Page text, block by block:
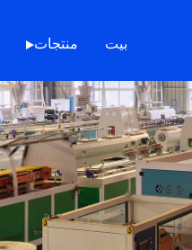
بيت منتجات